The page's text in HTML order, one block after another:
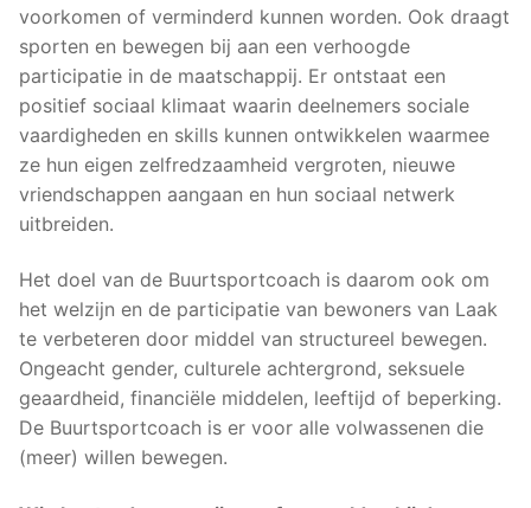
voorkomen of verminderd kunnen worden. Ook draagt
sporten en bewegen bij aan een verhoogde
participatie in de maatschappij. Er ontstaat een
positief sociaal klimaat waarin deelnemers sociale
vaardigheden en skills kunnen ontwikkelen waarmee
ze hun eigen zelfredzaamheid vergroten, nieuwe
vriendschappen aangaan en hun sociaal netwerk
uitbreiden.
Het doel van de Buurtsportcoach is daarom ook om
het welzijn en de participatie van bewoners van Laak
te verbeteren door middel van structureel bewegen.
Ongeacht gender, culturele achtergrond, seksuele
geaardheid, financiële middelen, leeftijd of beperking.
De Buurtsportcoach is er voor alle volwassenen die
(meer) willen bewegen.